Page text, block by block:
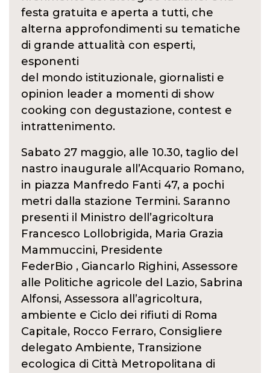
festa gratuita e aperta a tutti, che
alterna approfondimenti su tematiche
di grande attualità con esperti,
esponenti
del mondo istituzionale, giornalisti e
opinion leader a momenti di show
cooking con degustazione, contest e
intrattenimento.
Sabato 27 maggio, alle 10.30, taglio del
nastro inaugurale all’Acquario Romano,
in piazza Manfredo Fanti 47, a pochi
metri dalla stazione Termini. Saranno
presenti il Ministro dell’agricoltura
Francesco Lollobrigida, Maria Grazia
Mammuccini, Presidente
FederBio , Giancarlo Righini, Assessore
alle Politiche agricole del Lazio, Sabrina
Alfonsi, Assessora all’agricoltura,
ambiente e Ciclo dei rifiuti di Roma
Capitale, Rocco Ferraro, Consigliere
delegato Ambiente, Transizione
ecologica di Città Metropolitana di